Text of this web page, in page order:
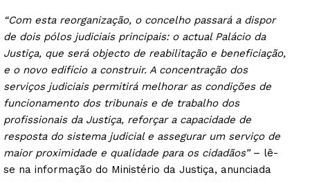
“Com esta reorganização, o concelho passará a dispor
de dois pólos judiciais principais: o actual Palácio da
Justiça, que será objecto de reabilitação e beneficiação,
e o novo edifício a construir. A concentração dos
serviços judiciais permitirá melhorar as condições de
funcionamento dos tribunais e de trabalho dos
profissionais da Justiça, reforçar a capacidade de
resposta do sistema judicial e assegurar um serviço de
maior proximidade e qualidade para os cidadãos”– lê-
se na informação do Ministério da Justiça, anunciada